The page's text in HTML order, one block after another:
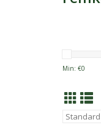
Min: €0